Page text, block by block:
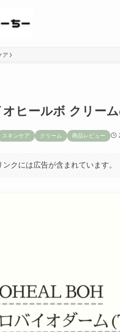
ア
ヒールボ クリー
スキンケア クリーム 商品レビュー
クには広告が含まれています。